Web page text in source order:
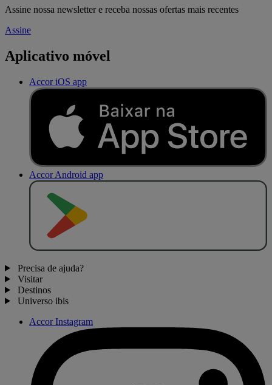
Assine nossa newsletter e receba nossas ofertas mais recentes
Assine
Aplicativo móvel
Accor iOS app
Accor Android app
Precisa de ajuda?
Visitar
Destinos
Universo ibis
Accor Instagram